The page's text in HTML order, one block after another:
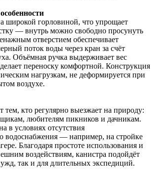
широкой горловиной, что упрощает
— внутрь можно свободно просунуть
отверстием обеспечивает
поток воды через кран за счёт
Объёмная ручка выдерживает вес
переноску комфортной. Конструкция
нагрузкам, не деформируется при
воздухе.
тем, кто регулярно выезжает на природу:
любителям пикников и дачникам.
в условиях отсутствия
водоснабжения — например, на стройке
Благодаря простоте использования и
воздействиям, канистра подойдёт
так и для длительных экспедиций.